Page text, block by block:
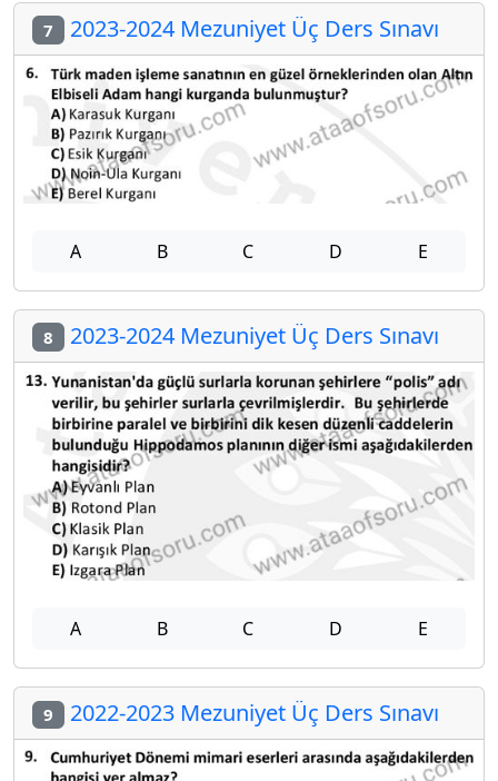
7 2023-2024 Mezuniyet Üç Ders Sınavı
A B C D E
8 2023-2024 Mezuniyet Üç Ders Sınavı
A B C D E
9 2022-2023 Mezuniyet Üç Ders Sınavı